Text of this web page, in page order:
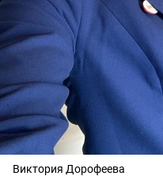
Виктория Дорофеева